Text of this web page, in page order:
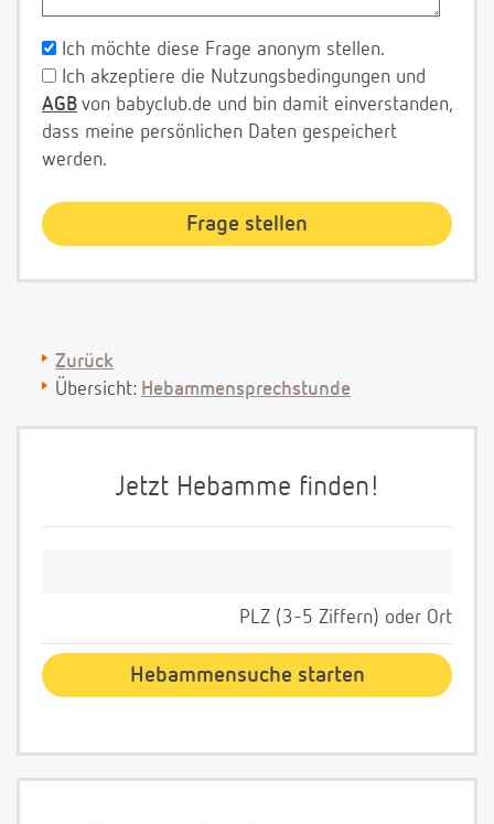
Ich möchte diese Frage anonym stellen.
Ich akzeptiere die Nutzungsbedingungen und
AGB von babyclub.de und bin damit einverstanden,
dass meine persönlichen Daten gespeichert
werden.
Zurück
Übersicht: Hebammensprechstunde
Jetzt Hebamme finden!
PLZ (3-5 Ziffern) oder Ort